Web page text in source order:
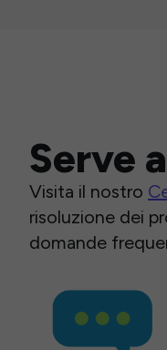
Serve
Visita il nostro
risoluzione dei
domande